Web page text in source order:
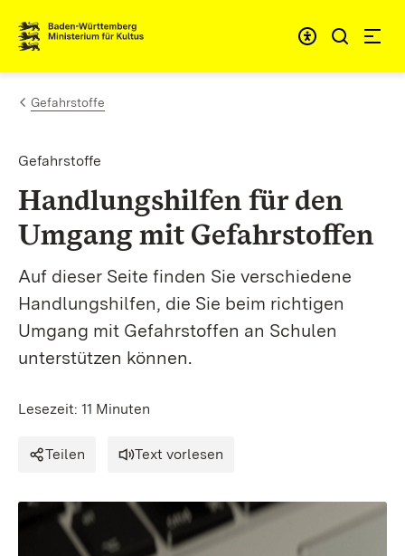
Zum Inhalt springen
Link zur Startseite
Gefahrstoffe
Gefahrstoffe
Handlungshilfen für den
Umgang mit Gefahrstoffen
Auf dieser Seite finden Sie verschiedene
Handlungshilfen, die Sie beim richtigen
Umgang mit Gefahrstoffen an Schulen
unterstützen können.
Lesezeit: 11 Minuten
Teilen Text vorlesen